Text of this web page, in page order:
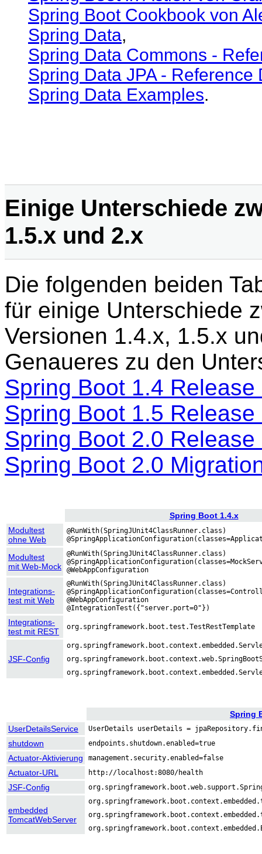
Spring Boot Cookbook von
Spring Data,
Spring Data Commons -
Spring Data JPA - Reference
Spring Data Examples.
Einige Unterschiede
1.5.x und 2.x
Die folgenden beiden
für einige Unterschiede
Versionen 1.4.x, 1.5.x
Genaueres zu den
Spring Boot 1.4 Release
Spring Boot 1.5 Release
Spring Boot 2.0 Release
Spring Boot 2.0
Spring Boot 1.4.x
Modultest
ohne Web
@RunWith(SpringJUnit4ClassRunner.class)
Modultest
mit Web-Mock
@RunWith(SpringJUnit4ClassRunner.class)
@WebAppConfiguration
Integrations-
test mit Web
@RunWith(SpringJUnit4ClassRunner.class)
@WebAppConfiguration
@IntegrationTest({"server.port=0"})
Integrations-
test mit REST
org.springframework.boot.test.TestRestTemplate
JSF-Config
Spring
UserDetailsService
UserDetails userDetails =
shutdown endpoints.shutdown.enabled=true
Actuator-Aktivierung management.security.enabled=false
Actuator-URL http://localhost:8080/health
JSF-Config
embedded
TomcatWebServer